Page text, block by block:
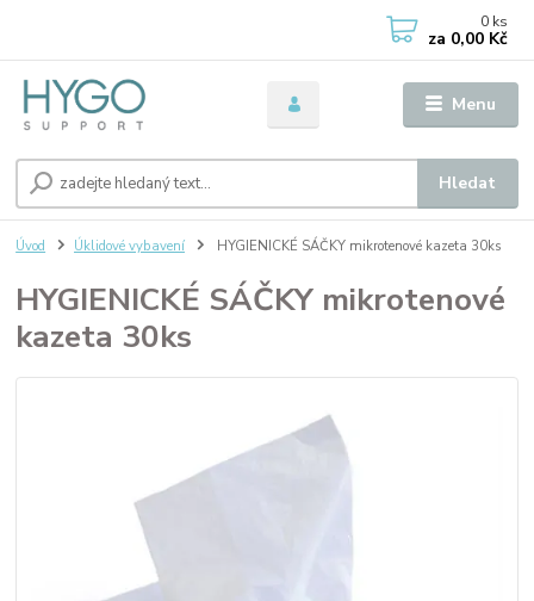
Menu
Hledat
0 ks
za 0,00 Kč
Úvod Úklidové vybavení HYGIENICKÉ SÁČKY mikrotenové kazeta 30ks
HYGIENICKÉ SÁČKY mikrotenové
kazeta 30ks